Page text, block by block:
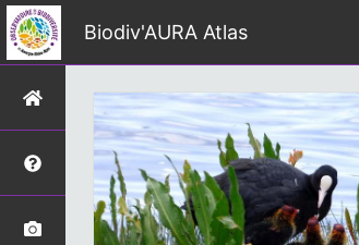
Biodiv'AURA Atlas